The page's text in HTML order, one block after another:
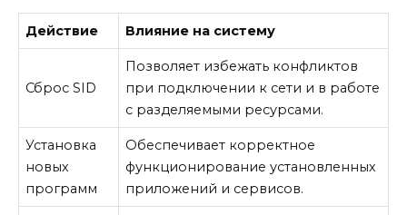
Действие Влияние на систему
Сброс SID
Позволяет избежать конфликтов
при подключении к сети и в работе
с разделяемыми ресурсами.
Установка
новых
программ
Обеспечивает корректное
функционирование установленных
приложений и сервисов.